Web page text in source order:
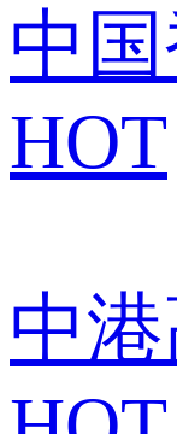
中
HOT
中